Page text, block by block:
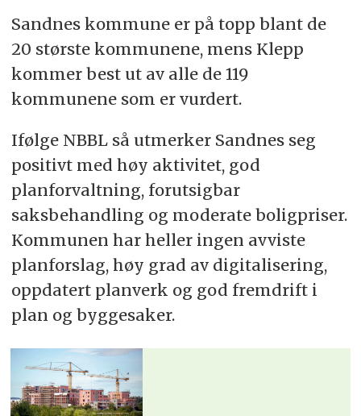
Sandnes kommune er på topp blant de
20 største kommunene, mens Klepp
kommer best ut av alle de 119
kommunene som er vurdert.
Ifølge NBBL så utmerker Sandnes seg
positivt med høy aktivitet, god
planforvaltning, forutsigbar
saksbehandling og moderate boligpriser.
Kommunen har heller ingen avviste
planforslag, høy grad av digitalisering,
oppdatert planverk og god fremdrift i
plan og byggesaker.